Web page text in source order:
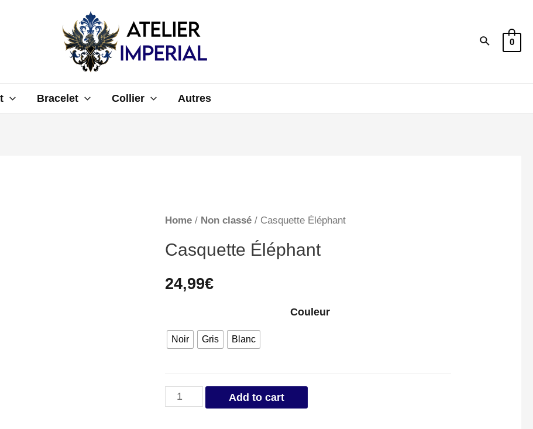
0
Bracelet Collier Autres
Home/ Non classé/ Casquette Éléphant
Casquette Éléphant
24,99€
Couleur
Noir Gris Blanc
Casquette
Add to cart